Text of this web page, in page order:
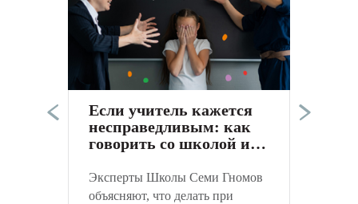
Если учитель кажется
несправедливым: как
говорить со школой и
Эксперты Школы Семи Гномов
объясняют, что делать при